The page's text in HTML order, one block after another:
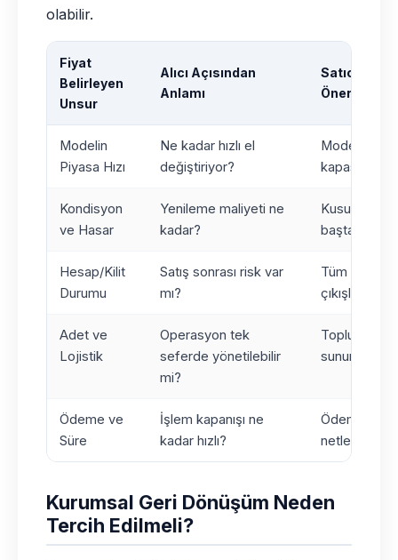
olabilir.
Fiyat
Belirleyen
Unsur
Alıcı Açısından
Anlamı
Satıcı
Öneri
Modelin
Piyasa Hızı
Ne kadar hızlı el
değiştiriyor?
Model
kapasiteyi
Kondisyon
ve Hasar
Yenileme maliyeti ne
kadar?
Kusurları
baştan
Hesap/Kilit
Durumu
Satış sonrası risk var
mı?
Tüm kilitleri
çıkışları
Adet ve
Lojistik
Operasyon tek
seferde yönetilebilir
mi?
Toplu
sunun
Ödeme ve
Süre
İşlem kapanışı ne
kadar hızlı?
Ödeme
netleştirin
Kurumsal Geri Dönüşüm Neden
Tercih Edilmeli?